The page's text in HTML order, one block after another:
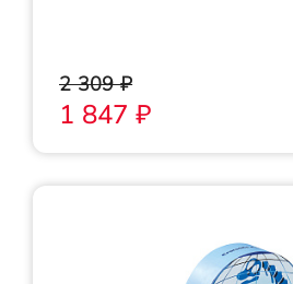
2 309 ₽
1 847 ₽